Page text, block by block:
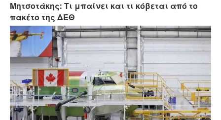
Μητσοτάκης: Τι μπαίνει και τι κόβεται από το
πακέτο της ΔΕΘ